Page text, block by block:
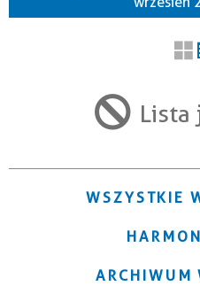
Trwające w zakresie Lista
WSZYSTKIE
ARCHIWUM